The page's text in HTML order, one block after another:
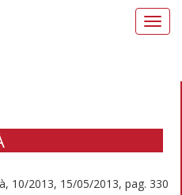
10/2013, 15/05/2013, pag. 330